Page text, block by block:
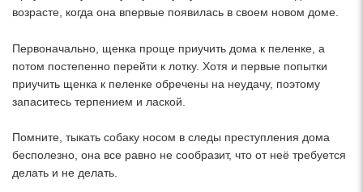
возрасте, когда она впервые появилась в своем новом доме.
Первоначально, щенка проще приучить дома к пеленке, а
потом постепенно перейти к лотку. Хотя и первые попытки
приучить щенка к пеленке обречены на неудачу, поэтому
запаситесь терпением и лаской.
Помните, тыкать собаку носом в следы преступления дома
бесполезно, она все равно не сообразит, что от неё требуется
делать и не делать.